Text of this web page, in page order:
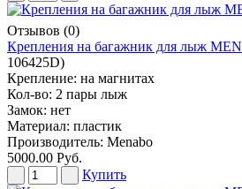
Отзывов (0)
Крепления на багажник для лыж
106425D)
Крепление: на магнитах
Кол-во: 2 пары лыж
Замок: нет
Материал: пластик
Производитель: Menabo
5000.00 Руб.
Купить